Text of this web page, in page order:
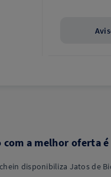
a melhor oferta
disponibiliza Jatos de